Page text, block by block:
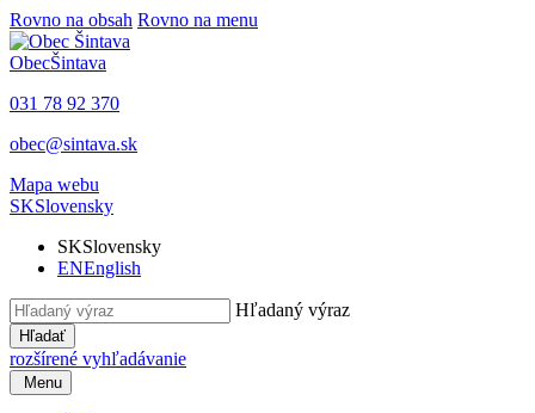
Rovno na obsah Rovno na menu
ObecŠintava
031 78 92 370
obec@sintava.sk
Mapa webu
SKSlovensky
SKSlovensky
ENEnglish
Hľadaný výraz
Hľadať
rozšírené vyhľadávanie
Menu